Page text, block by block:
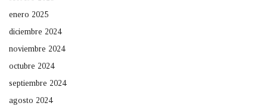
enero 2025
diciembre 2024
noviembre 2024
octubre 2024
septiembre 2024
agosto 2024